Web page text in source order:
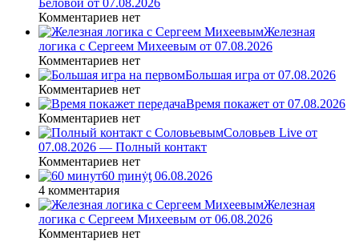
Комментариев нет
Железная
логика с Сергеем Михеевым от 07.08.2026
Комментариев нет
Большая игра от 07.08.2026
Комментариев нет
Время покажет от 07.08.2026
Комментариев нет
Соловьев Live от
07.08.2026 — Полный контакт
Комментариев нет
60 ṃинẏƫ 06.08.2026
4 комментария
Железная
логика с Сергеем Михеевым от 06.08.2026
Комментариев нет